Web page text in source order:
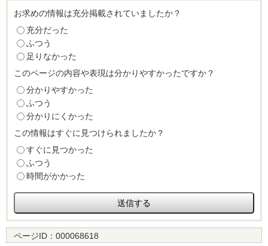
お求めの情報は充分掲載されていましたか？
充分だった
ふつう
足りなかった
このページの内容や表現は分かりやすかったですか？
分かりやすかった
ふつう
分かりにくかった
この情報はすぐに見つけられましたか？
すぐに見つかった
ふつう
時間がかかった
ページID： 000068618